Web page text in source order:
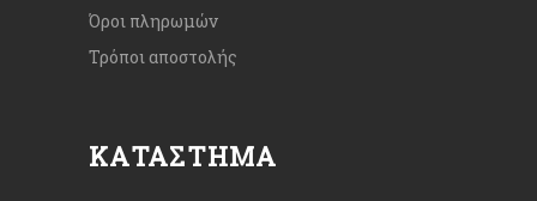
Όροι πληρωμών
Τρόποι αποστολής
ΚΑΤΆΣΤΗΜΑ